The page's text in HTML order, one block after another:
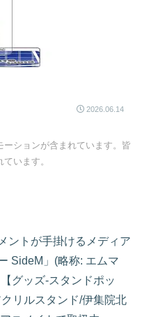
2026.06.14
ションが含まれています。皆
います。
ントが手掛けるメディア
SideM」(略称: エムマ
グッズ-スタンドポッ
リルスタンド/伊集院北